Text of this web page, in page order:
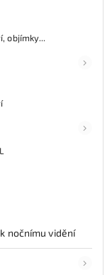
objímky...
nočnímu vidění